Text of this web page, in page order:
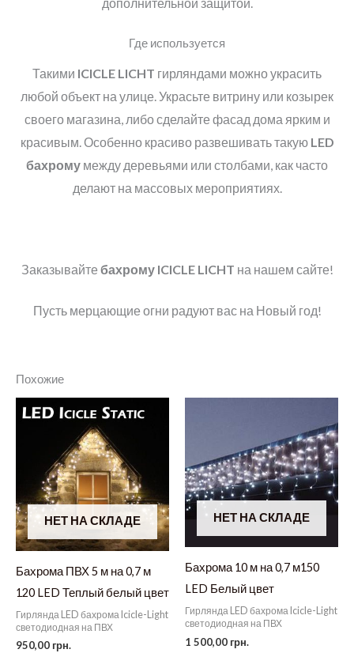
Где используется
Такими ICICLE LICHT гирляндами можно украсить
любой объект на улице. Украсьте витрину или козырек
своего магазина, либо сделайте фасад дома ярким и
красивым. Особенно красиво развешивать такую LED
бахрому между деревьями или столбами, как часто
делают на массовых мероприятиях.
Заказывайте бахрому ICICLE LICHT на нашем сайте!
Пусть мерцающие огни радуют вас на Новый год!
Похожие
НЕТ НА СКЛАДЕ
Бахрома ПВХ 5 м на 0,7 м
120 LED Теплый белый цвет
Гирлянда LED бахрома Icicle-Light
светодиодная на ПВХ
950,00 грн.
НЕТ НА СКЛАДЕ
Бахрома 10 м на 0,7 м150
LED Белый цвет
Гирлянда LED бахрома Icicle-Light
светодиодная на ПВХ
1 500,00 грн.